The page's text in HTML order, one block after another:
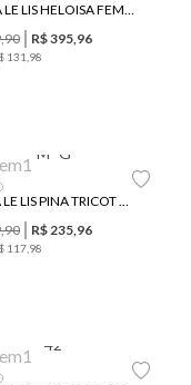
CALÇA LE LIS HELOISA FEMININA
,90 R$395,96
131 98
M G
BLUSA LE LIS PINA TRICOT FEMININA
,90 R$235,96
117 98
42